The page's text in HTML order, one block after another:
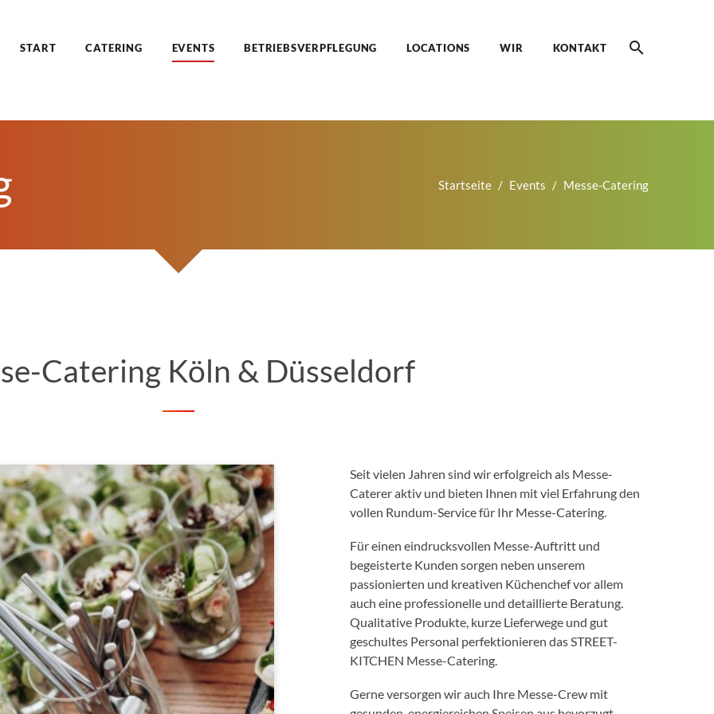
START CATERING EVENTS BETRIEBSVERPFLEGUNG LOCATIONS WIR KONTAKT
Startseite Events Messe-Catering
Catering Köln & Düsseldorf
Seit vielen Jahren sind wir erfolgreich als Messe-
Caterer aktiv und bieten Ihnen mit viel Erfahrung den
vollen Rundum-Service für Ihr Messe-Catering.
Für einen eindrucksvollen Messe-Auftritt und
begeisterte Kunden sorgen neben unserem
passionierten und kreativen Küchenchef vor allem
auch eine professionelle und detaillierte Beratung.
Qualitative Produkte, kurze Lieferwege und gut
geschultes Personal perfektionieren das STREET-
KITCHEN Messe-Catering.
Gerne versorgen wir auch Ihre Messe-Crew mit